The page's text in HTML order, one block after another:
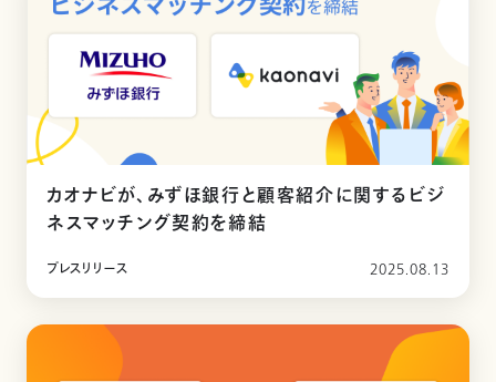
カオナビが、みずほ銀行と顧客紹介に関するビジ
ネスマッチング契約を締結
プレスリリース 2025.08.13